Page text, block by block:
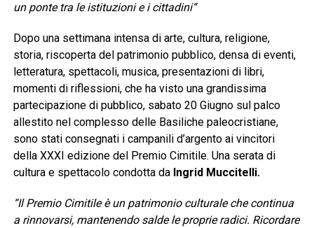
un ponte tra le istituzioni e i cittadini“
Dopo una settimana intensa di arte, cultura, religione,
storia, riscoperta del patrimonio pubblico, densa di eventi,
letteratura, spettacoli, musica, presentazioni di libri,
momenti di riflessioni, che ha visto una grandissima
partecipazione di pubblico, sabato 20 Giugno sul palco
allestito nel complesso delle Basiliche paleocristiane,
sono stati consegnati i campanili d’argento ai vincitori
della XXXI edizione del Premio Cimitile. Una serata di
cultura e spettacolo condotta da Ingrid Muccitelli.
“Il Premio Cimitile è un patrimonio culturale che continua
a rinnovarsi, mantenendo salde le proprie radici. Ricordare